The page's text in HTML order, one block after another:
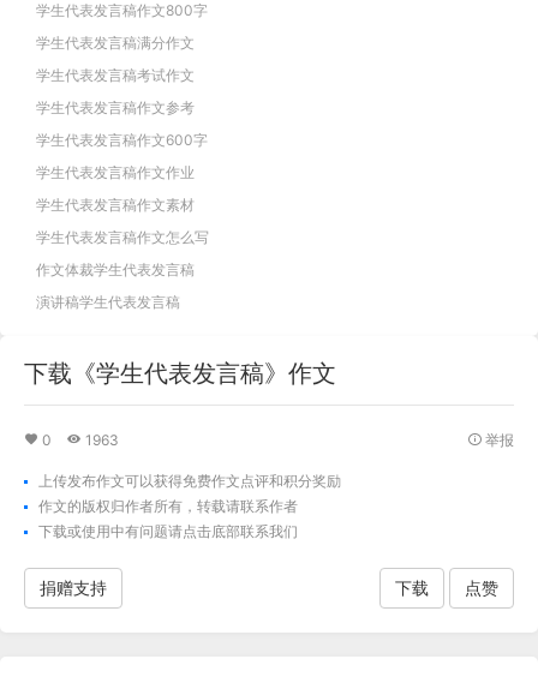
学生代表发言稿作文800字
学生代表发言稿满分作文
学生代表发言稿考试作文
学生代表发言稿作文参考
学生代表发言稿作文600字
学生代表发言稿作文作业
学生代表发言稿作文素材
学生代表发言稿作文怎么写
作文体裁学生代表发言稿
演讲稿学生代表发言稿
下载《学生代表发言稿》作文
0 1963 举报
上传发布作文可以获得免费作文点评和积分奖励
作文的版权归作者所有，转载请联系作者
下载或使用中有问题请点击底部联系我们
捐赠支持 下载 点赞